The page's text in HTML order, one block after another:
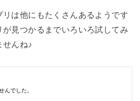
は他にもたくさんあるようです
見つかるまでいろいろ試してみ
せんね♪